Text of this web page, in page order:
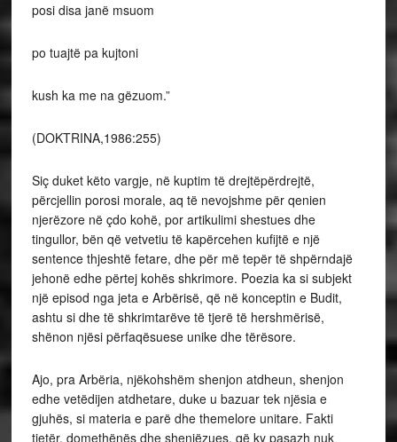
posi disa janë msuom
po tuajtë pa kujtoni
kush ka me na gëzuom.”
(DOKTRINA,1986:255)
Siç duket këto vargje, në kuptim të drejtëpërdrejtë,
përcjellin porosi morale, aq të nevojshme për qenien
njerëzore në çdo kohë, por artikulimi shestues dhe
tingullor, bën që vetvetiu të kapërcehen kufijtë e një
sentence thjeshtë fetare, dhe për më tepër të shpërndajë
jehonë edhe përtej kohës shkrimore. Poezia ka si subjekt
një episod nga jeta e Arbërisë, që në konceptin e Budit,
ashtu si dhe të shkrimtarëve të tjerë të hershmërisë,
shënon njësi përfaqësuese unike dhe tërësore.
Ajo, pra Arbëria, njëkohshëm shenjon atdheun, shenjon
edhe vetëdijen atdhetare, duke u bazuar tek njësia e
gjuhës, si materia e parë dhe themelore unitare. Fakti
tjetër, domethënës dhe shenjëzues, që ky pasazh nuk